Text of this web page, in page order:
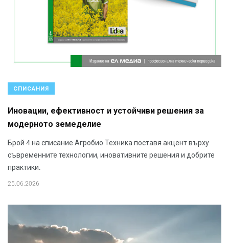
СПИСАНИЯ
Иновации, ефективност и устойчиви решения за
модерното земеделие
Брой 4 на списание Агробио Техника поставя акцент върху
съвременните технологии, иновативните решения и добрите
практики.
25.06.2026